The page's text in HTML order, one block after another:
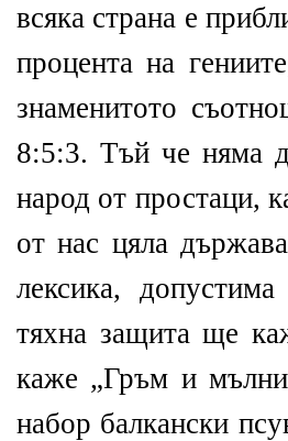
всяка страна е
процента на
знаменитото
8:5:3. Тъй че няма
народ от простаци,
от нас цяла
лексика,
тяхна защита ще
каже „Гръм и
набор балкански